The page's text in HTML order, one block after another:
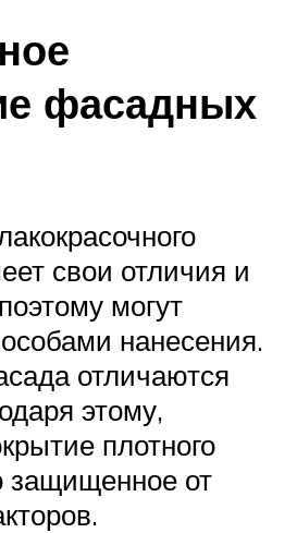
фасадных
свои отличия и
могут
нанесения.
отличаются
этому,
плотного
защищенное от